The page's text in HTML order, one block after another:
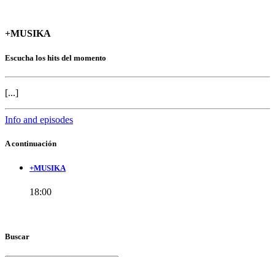
+MUSIKA
Escucha los hits del momento
[...]
Info and episodes
A continuación
+MUSIKA
18:00
Buscar